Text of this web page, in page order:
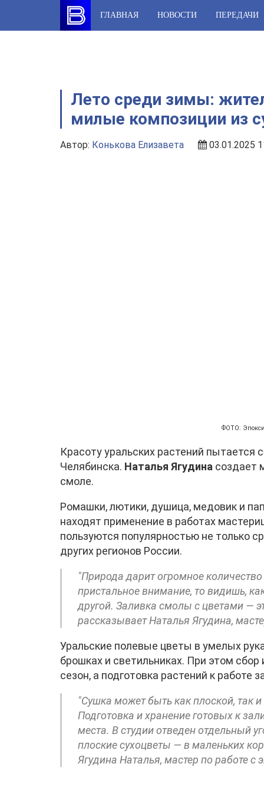
content
ГЛАВНАЯ НОВОСТИ ПЕРЕДАЧИ
Лето среди зимы:
милые композиции из
Автор: Конькова Елизавета 03.01.2025
ФОТО:
Красоту уральских растений пытается
Челябинска. Наталья Ягудина создает
смоле.
Ромашки, лютики, душица, медовик и
находят применение в работах
пользуются популярностью не только
других регионов России.
"Природа дарит огромное
пристальное внимание, то видишь,
другой. Заливка смолы с цветами —
рассказывает Наталья Ягудина,
Уральские полевые цветы в умелых
брошках и светильниках. При этом
сезон, а подготовка растений к работе
"Сушка может быть как плоской, так
Подготовка и хранение готовых к
места. В студии отведен отдельный
плоские сухоцветы — в маленьких
Ягудина Наталья, мастер по работе с